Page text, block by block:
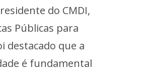
do CMDI,
Públicas para
destacado que a
é fundamental